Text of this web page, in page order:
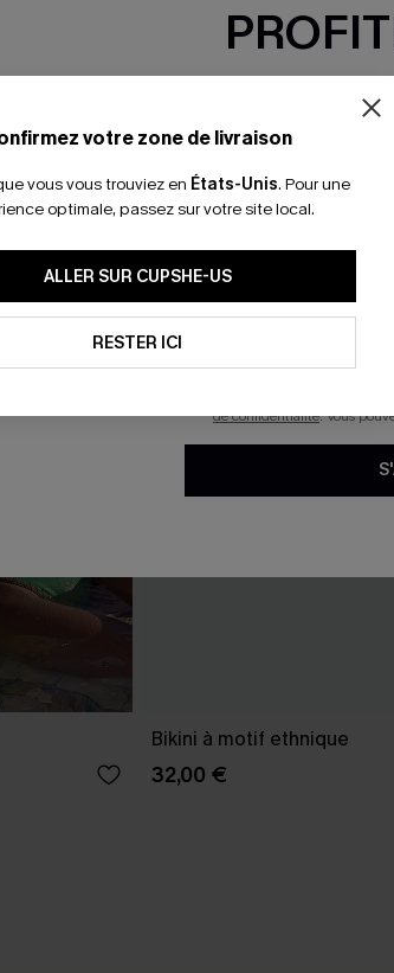
Bikini à motif ethnique
32,00 €
votre zone de livraison
vous vous trouviez en États-Unis. Pour une
optimale, passez sur votre site local.
ALLER SUR CUPSHE-US
RESTER ICI
-15% dès
*Un code par
En soumettant votre
mails marketing (y compris
reconnaissez avoir pris
pouvons utiliser les données
technologies de suivi, telles
savoir si ceux-ci ont été
personnaliser nos contenus
produits susceptibles de
de confidentialité. Vous